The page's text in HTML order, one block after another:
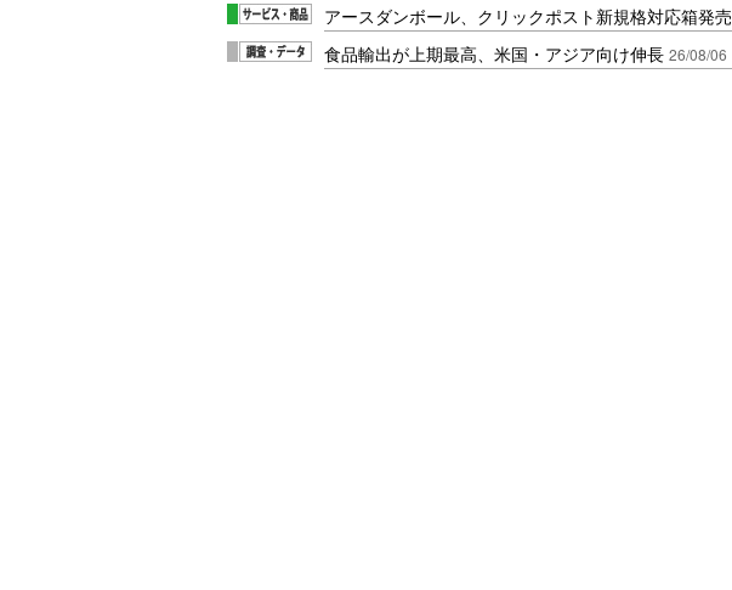
アースダンボール、クリックポスト新規格対応箱発売
食品輸出が上期最高、米国・アジア向け伸長 26/08/06